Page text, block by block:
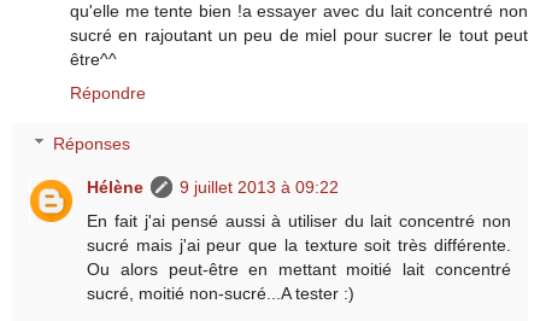
qu'elle me tente bien !a essayer avec du lait concentré non
sucré en rajoutant un peu de miel pour sucrer le tout peut
être^^
Répondre
Réponses
Hélène
9 juillet 2013 à 09:22
En fait j'ai pensé aussi à utiliser du lait concentré non
sucré mais j'ai peur que la texture soit très différente.
Ou alors peut-être en mettant moitié lait concentré
sucré, moitié non-sucré...A tester :)